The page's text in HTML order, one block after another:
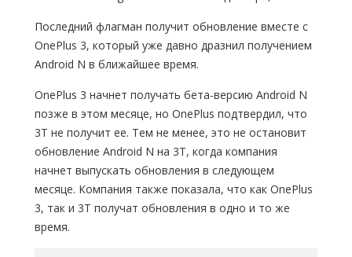
Последний флагман получит обновление вместе с
OnePlus 3, который уже давно дразнил получением
Android N в ближайшее время.
OnePlus 3 начнет получать бета-версию Android N
позже в этом месяце, но OnePlus подтвердил, что
3Т не получит ее. Тем не менее, это не остановит
обновление Android N на 3Т, когда компания
начнет выпускать обновления в следующем
месяце. Компания также показала, что как OnePlus
3, так и 3Т получат обновления в одно и то же
время.